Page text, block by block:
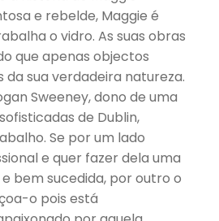
e rebelde, Maggie é
o vidro. As suas obras
que apenas objectos
da sua verdadeira natureza.
Sweeney, dono de uma
de Dublin,
Se por um lado
e quer fazer dela uma
bem sucedida, por outro o
o pois está